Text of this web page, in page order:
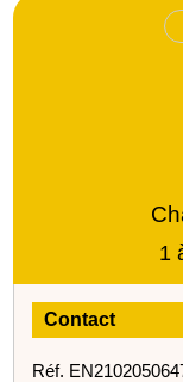
1
Contact
Réf.